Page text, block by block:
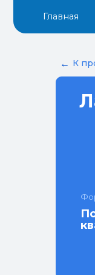
Главная
← К